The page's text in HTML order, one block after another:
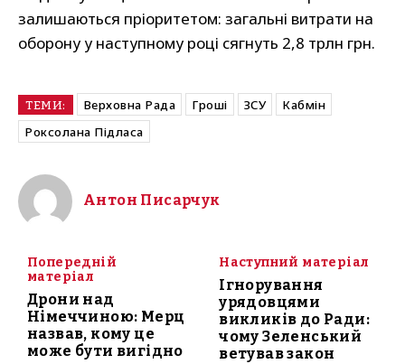
залишаються пріоритетом: загальні витрати на
оборону у наступному році сягнуть 2,8 трлн грн.
ТЕМИ: Верховна Рада Гроші ЗСУ
Кабмін
Роксолана Підласа
Антон Писарчук
Попередній
матеріал
Дрони над
Німеччиною: Мерц
назвав, кому це
може бути вигідно
Наступний матеріал
Ігнорування
урядовцями
викликів до Ради:
чому Зеленський
ветував закон